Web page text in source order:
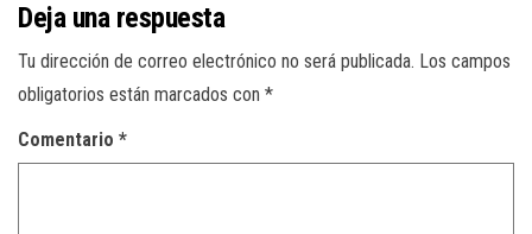
Deja una respuesta
Tu dirección de correo electrónico no será publicada. Los campos
obligatorios están marcados con *
Comentario *